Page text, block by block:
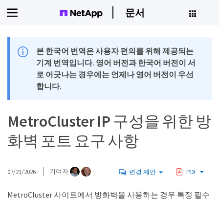
문서
본 한국어 번역은 사용자 편의를 위해 제공되는
기계 번역입니다. 영어 버전과 한국어 버전이 서
로 어긋나는 경우에는 언제나 영어 버전이 우선
합니다.
MetroCluster IP 구성을 위한 방
화벽 포트 요구 사항
07/21/2026 기여자 변경 제안 PDF
MetroCluster 사이트에서 방화벽을 사용하는 경우 특정 필수